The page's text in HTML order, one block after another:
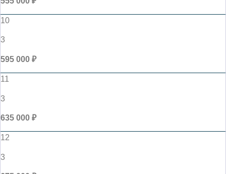
10
3
595 000 ₽
11
3
635 000 ₽
12
3